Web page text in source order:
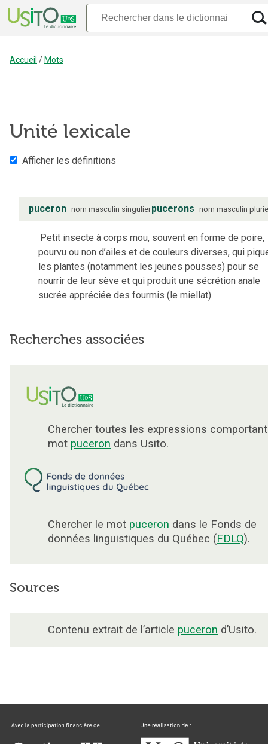
Accueil / Mots
Unité lexicale
Afficher les définitions
puceron nom masculin singulierpucerons nom masculin
Petit insecte à corps mou, souvent en forme de poire,
pourvu ou non d’ailes et de couleurs diverses, qui
les plantes (notamment les jeunes pousses) pour se
nourrir de leur sève et qui produit une sécrétion anale
sucrée appréciée des fourmis (le miellat).
Recherches associées
Chercher toutes les expressions
mot puceron dans Usito.
Chercher le mot puceron dans le Fonds de
données linguistiques du Québec (FDLQ).
Sources
Contenu extrait de l’article puceron d’Usito.